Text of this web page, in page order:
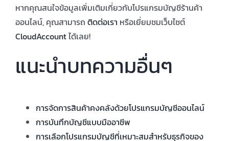
หากคุณสนใจข้อมูลเพิ่มเติมเกี่ยวกับโปรแกรมบัญชีร้านค้า
ออนไลน์, คุณสามารถ ติดต่อเรา หรือเยี่ยมชมเว็บไซต์
CloudAccountได้เลย!
แนะนำบทความอื่นๆ
การจัดการสินค้าคงคลังด้วยโปรแกรมบัญชีออนไลน์
การบันทึกบัญชีแบบมืออาชีพ
การเลือกโปรแกรมบัญชีที่เหมาะสมสำหรับธุรกิจของ